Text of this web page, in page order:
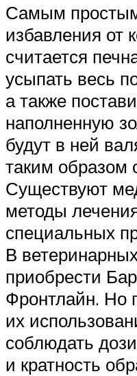
Самым
избавления от
считается
усыпать весь
а также
наполненную
будут в ней
таким образом
Существуют
методы
специальных
В
приобрести
Фронтлайн. Но
их
соблюдать
и кратность